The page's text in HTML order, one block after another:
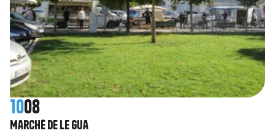
1008
Marché de Le Gua